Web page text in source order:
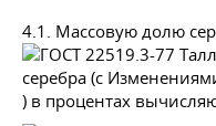
4.1. Массовую долю
) в процентах